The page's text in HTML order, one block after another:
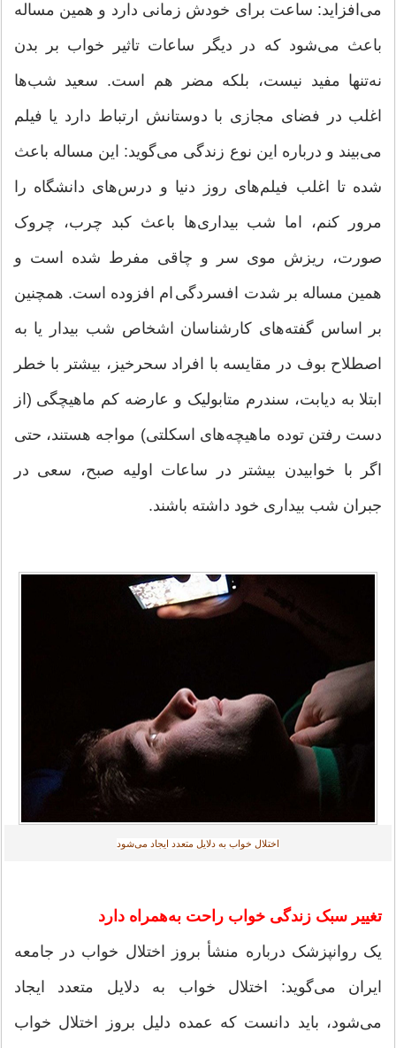
می‌افزاید: ساعت برای خودش زمانی دارد و همین مساله
باعث می‌شود که در دیگر ساعات تاثیر خواب بر بدن
نه‌تنها مفید نیست، بلکه مضر هم است. سعید شب‌ها
اغلب در فضای مجازی با دوستانش ارتباط دارد یا فیلم
می‌بیند و درباره این نوع زندگی می‌گوید: این مساله باعث
شده تا اغلب فیلم‌های روز دنیا و درس‌های دانشگاه را
مرور کنم، اما شب بیداری‌ها باعث کبد چرب، چروک
صورت، ریزش موی سر و چاقی مفرط شده است و
همین مساله بر شدت افسردگی ام افزوده است. همچنین
بر اساس گفته‌های کارشناسان اشخاص شب بیدار یا به
اصطلاح بوف در مقایسه با افراد سحرخیز، بیشتر با خطر
ابتلا به دیابت، سندرم متابولیک و عارضه کم ماهیچگی (از
دست رفتن توده ماهیچه‌های اسکلتی) مواجه هستند، حتی
اگر با خوابیدن بیشتر در ساعات اولیه صبح، سعی در
جبران شب بیداری خود داشته باشند.
اختلال خواب به دلایل متعدد ایجاد می‌شود‎
تغییر سبک زندگی خواب راحت به‌همراه دارد
یک روانپزشک درباره منشأ بروز اختلال خواب در جامعه
ایران می‌گوید: اختلال خواب به دلایل متعدد ایجاد
می‌شود، باید دانست که عمده دلیل بروز اختلال خواب